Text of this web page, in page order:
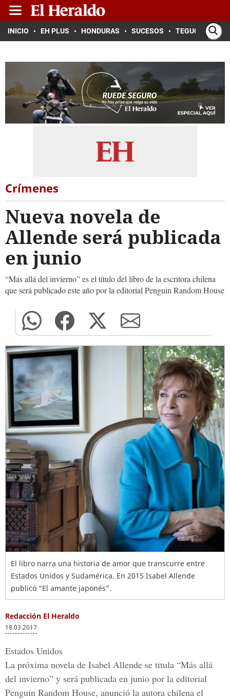
INICIO EH PLUS HONDURAS SUCESOS TEGUCIGALPA
Crímenes
Nueva novela de
Allende será publicada
en junio
“Más allá del invierno” es el título del libro de la escritora chilena
que será publicado este año por la editorial Penguin Random House
El libro narra una historia de amor que transcurre entre
Estados Unidos y Sudamérica. En 2015 Isabel Allende
publicó “El amante japonés”.
Redacción El Heraldo
18.03.2017
Estados Unidos
La próxima novela de Isabel Allende se titula “Más allá
del invierno” y será publicada en junio por la editorial
Penguin Random House, anunció la autora chilena el